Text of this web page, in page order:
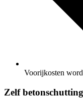
Voorijkosten
Zelf